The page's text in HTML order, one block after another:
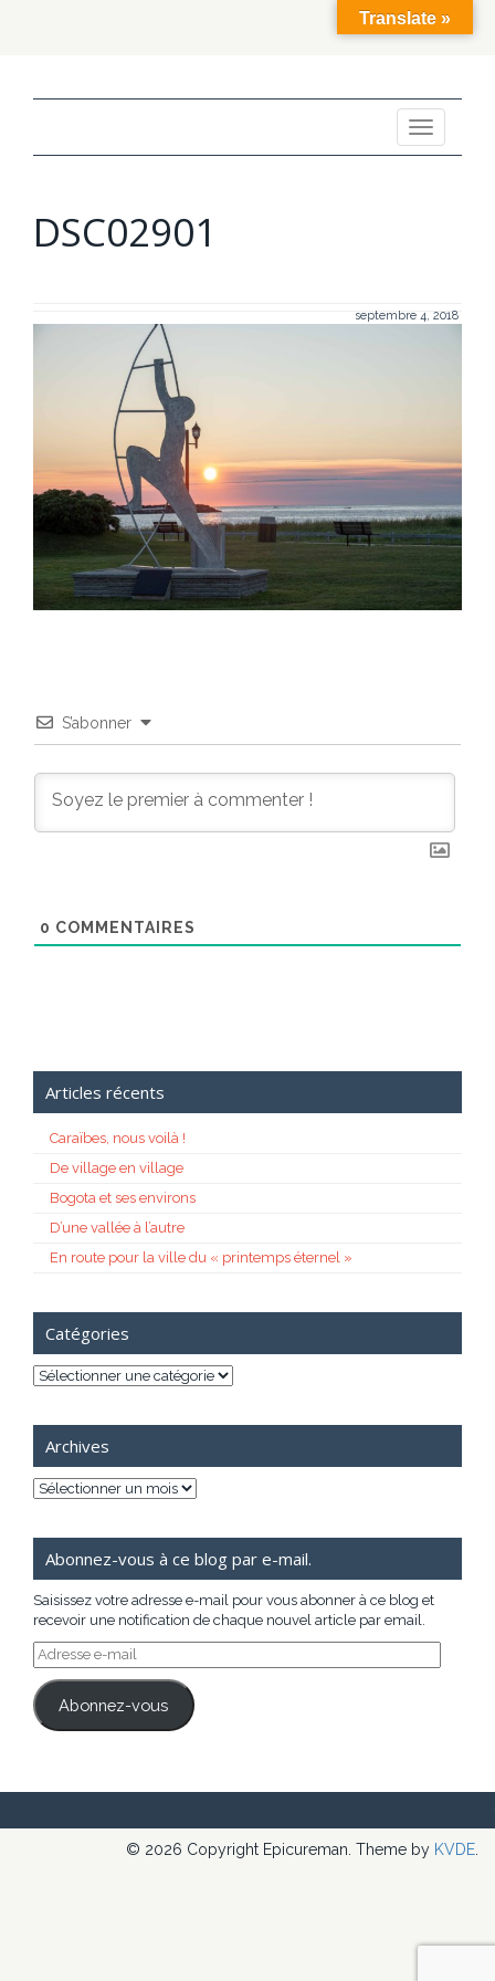
Toggle
navigation
DSC02901
septembre 4, 2018
S’abonner
0 COMMENTAIRES
Articles récents
Caraïbes, nous voilà !
De village en village
Bogota et ses environs
D’une vallée à l’autre
En route pour la ville du « printemps éternel »
Catégories
Catégories
Archives
Archives
Abonnez-vous à ce blog par e-mail.
Saisissez votre adresse e-mail pour vous abonner à ce blog et
recevoir une notification de chaque nouvel article par email.
Adresse
e-
mail
Abonnez-vous
© 2026 Copyright Epicureman. Theme by KVDE.
Translate »